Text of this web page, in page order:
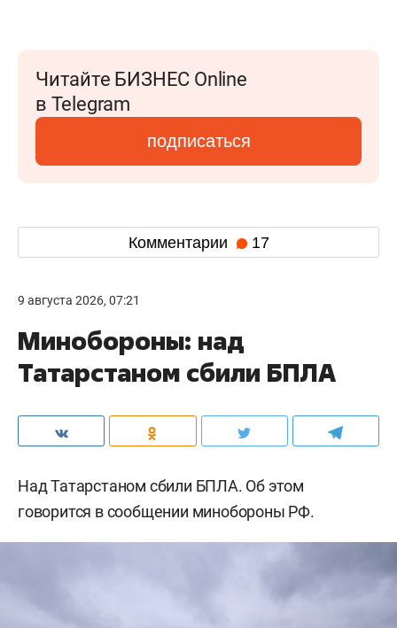
Читайте БИЗНЕС Online
в Telegram
подписаться
Комментарии 17
9 августа 2026, 07:21
Минобороны: над
Татарстаном сбили БПЛА
Над Татарстаном сбили БПЛА. Об этом
говорится в сообщении минобороны РФ.